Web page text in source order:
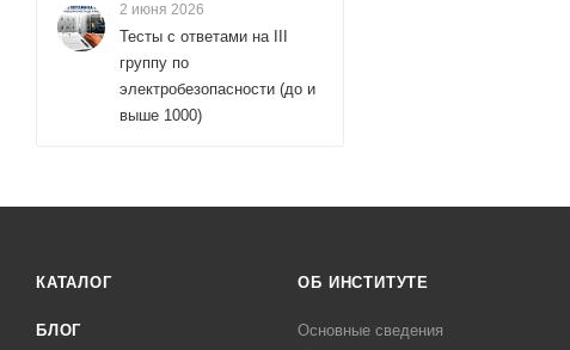
2 июня 2026
Тесты с ответами на III
группу по
электробезопасности (до и
выше 1000)
КАТАЛОГ
БЛОГ
ОБ ИНСТИТУТЕ
Основные сведения